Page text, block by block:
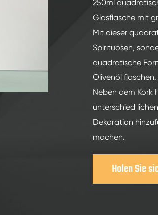
250ml
Glasflasche mit
Mit dieser
Spirituosen,
quadratische
Olivenöl
Neben dem Kork
unterschied
Dekoration
machen.
Holen Sie